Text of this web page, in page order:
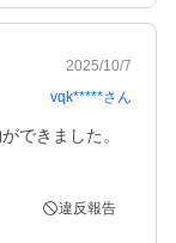
2025/10/7
vqk*****さん
できました。
違反報告